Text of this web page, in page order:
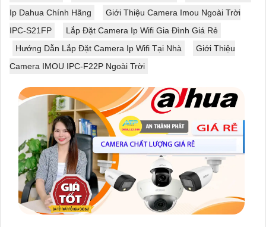
Ip Dahua Chính Hãng
Giới Thiệu Camera Imou Ngoài Trời
IPC-S21FP
Lắp Đặt Camera Ip Wifi Gia Đình Giá Rẻ
Hướng Dẫn Lắp Đặt Camera Ip Wifi Tại Nhà
Giới Thiệu
Camera IMOU IPC-F22P Ngoài Trời